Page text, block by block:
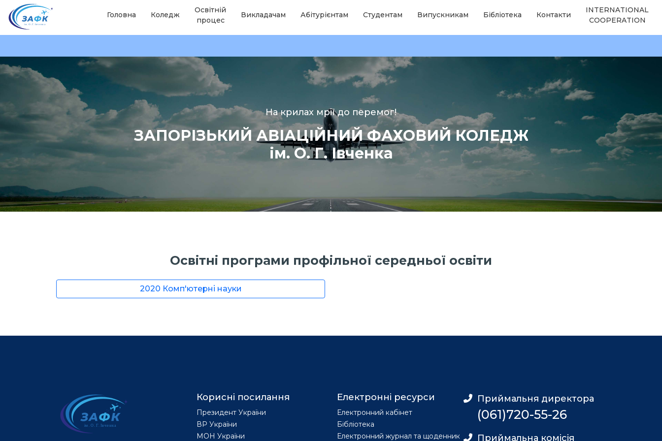
Головна Коледж
Освітній
процес
Викладачам Абітурієнтам Студентам Випускникам Бібліотека Контакти
INTERNATIONAL
COOPERATION
На крилах мрії до перемог!
ЗАПОРІЗЬКИЙ АВІАЦІЙНИЙ ФАХОВИЙ КОЛЕДЖ
ім. О. Г. Івченка
Освітні програми профільної середньої освіти
2020 Комп'ютерні науки
Корисні посилання
Президент України
ВР України
МОН України
Електронні ресурси
Електронний кабінет
Бібліотека
Електронний журнал та щоденник
Приймальня директора
(061)720-55-26
Приймальна комісія